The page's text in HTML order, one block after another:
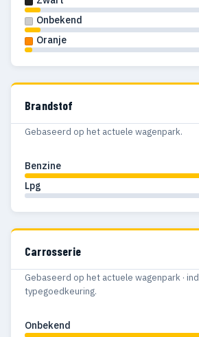
Onbekend
Oranje
Brandstof
Gebaseerd op het actuele wagenpark.
Benzine
Lpg
Carrosserie
Gebaseerd op het actuele wagenpark ·
typegoedkeuring.
Onbekend